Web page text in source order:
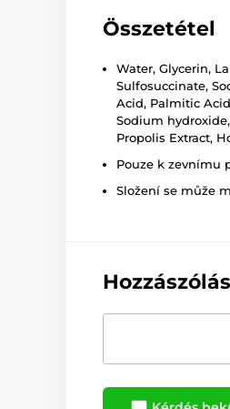
Összetétel
Water, Glycerin,
Sulfosuccinate,
Acid, Palmitic
Sodium
Propolis Extract,
Pouze k zevnímu
Složení se může